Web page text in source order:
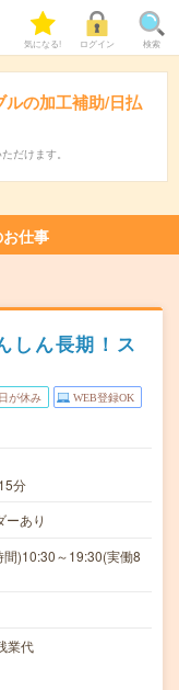
気になる! ログイン 検索
ルの加工補助/日払
だけます。
仕事
しん長期！ス
が休み WEB登録OK
分
あり
)10:30～19:30(実働8
業代